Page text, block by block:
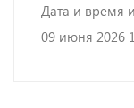
Дата и время
09 июня 2026